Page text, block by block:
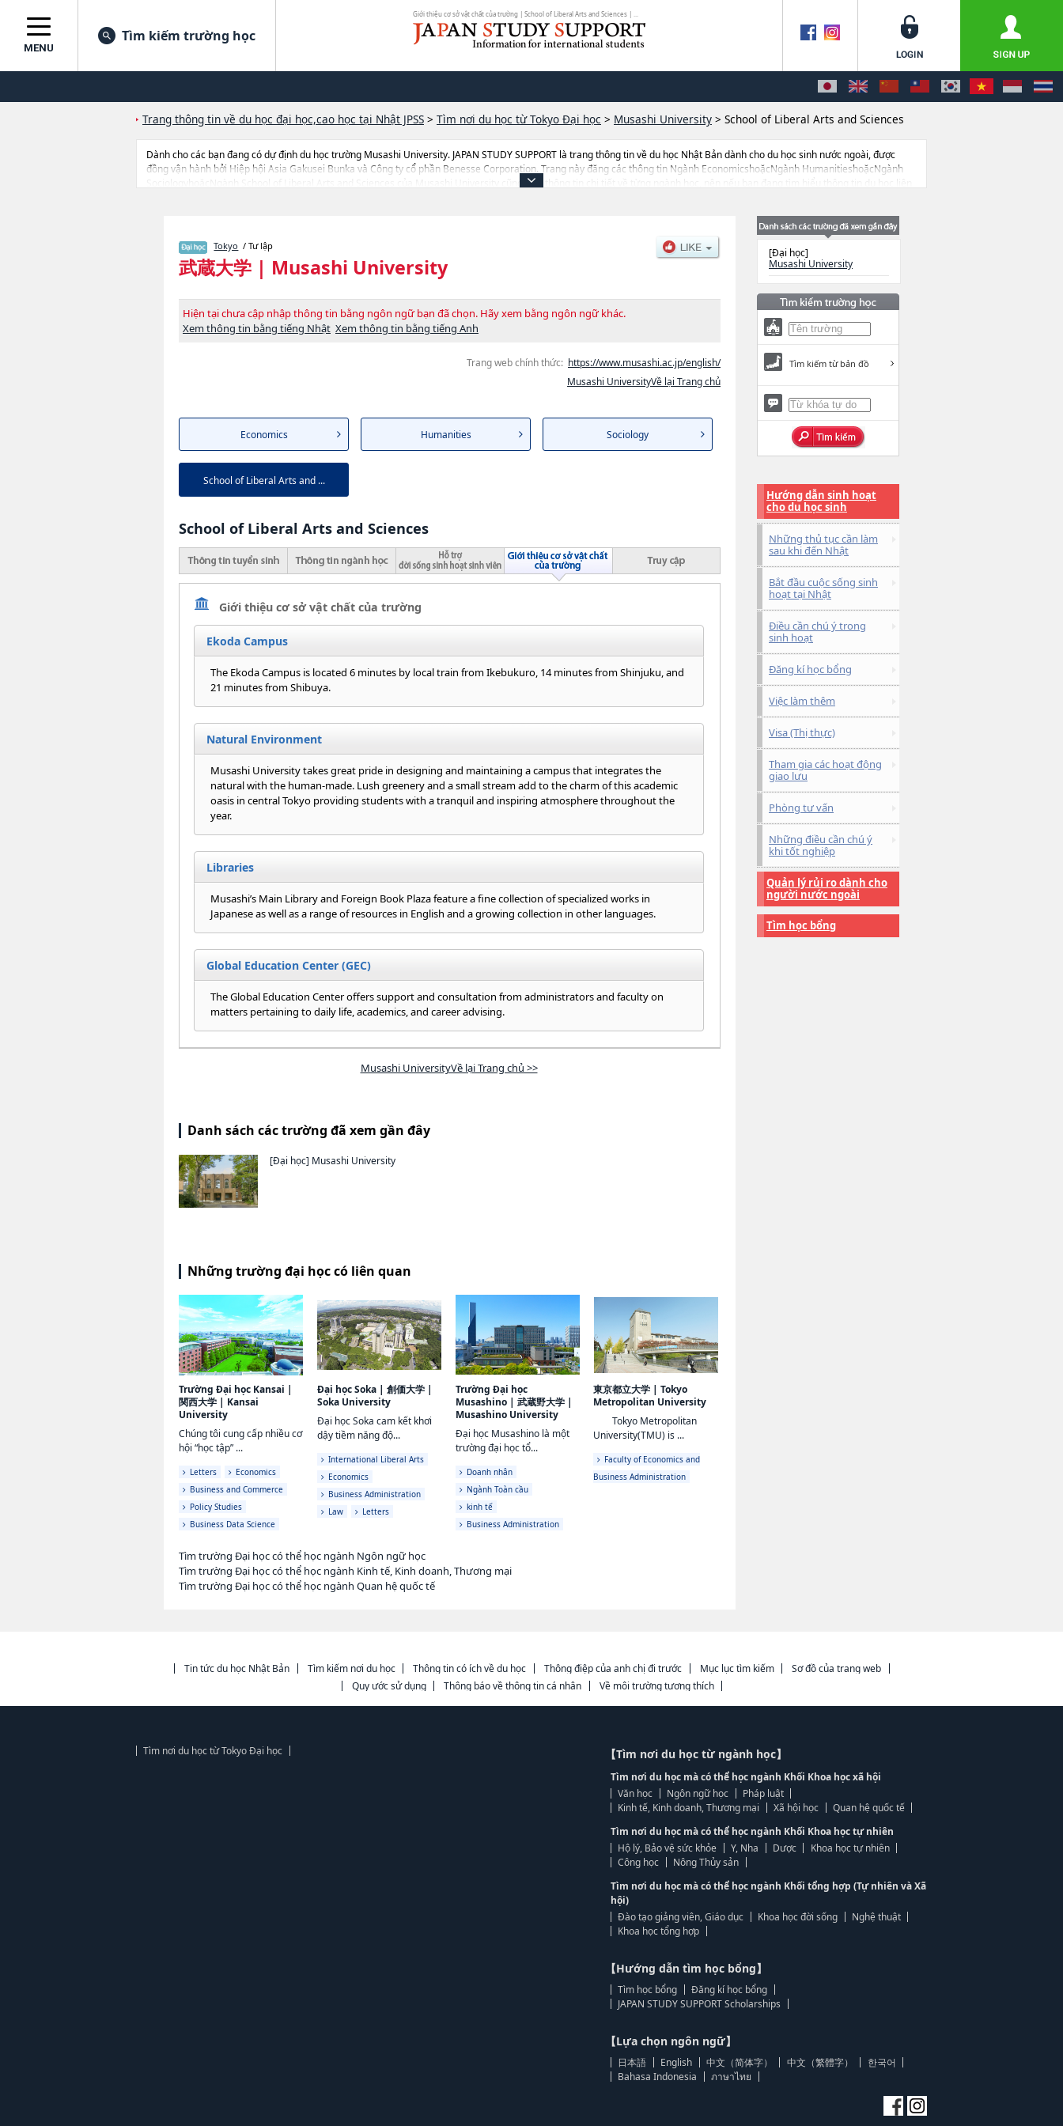
Giới thiệu cơ sở vật chất của trường | School of Liberal Arts and Sciences | ...
MENU
Tìm kiếm trường học
Trang thông tin về du học đại học,cao học tại Nhật JPSS > Tìm nơi du học từ Tokyo Đại học > Musashi University > School of Liberal Arts and Sciences
Dành cho các bạn đang có dự định du học trường Musashi University. JAPAN STUDY SUPPORT là trang thông tin về du học Nhật Bản dành cho du học sinh nước ngoài, được
đồng vận hành bởi Hiệp hội Asia Gakusei Bunka và Công ty cổ phần Benesse Corporation. Trang này đăng các thông tin Ngành EconomicshoặcNgành HumanitieshoặcNgành
SociologyhoặcNgành School of Liberal Arts and Sciences của Musashi University cũng như thông tin chi tiết về từng ngành học, nên nếu bạn đang tìm hiểu thông tin du học liên
Tokyo / Tư lập
武蔵大学 | Musashi University
Hiện tại chưa cập nhập thông tin bằng ngôn ngữ bạn đã chọn. Hãy xem bằng ngôn ngữ khác.
Xem thông tin bằng tiếng Nhật Xem thông tin bằng tiếng Anh
Trang web chính thức: https://www.musashi.ac.jp/english/
Musashi UniversityVề lại Trang chủ
Economics Humanities Sociology
School of Liberal Arts and ...
School of Liberal Arts and Sciences
Giới thiệu cơ sở vật chất của trường
Ekoda Campus
The Ekoda Campus is located 6 minutes by local train from Ikebukuro, 14 minutes from Shinjuku, and
21 minutes from Shibuya.
Natural Environment
Musashi University takes great pride in designing and maintaining a campus that integrates the
natural with the human-made. Lush greenery and a small stream add to the charm of this academic
oasis in central Tokyo providing students with a tranquil and inspiring atmosphere throughout the
year.
Libraries
Musashi’s Main Library and Foreign Book Plaza feature a fine collection of specialized works in
Japanese as well as a range of resources in English and a growing collection in other languages.
Global Education Center (GEC)
The Global Education Center offers support and consultation from administrators and faculty on
matters pertaining to daily life, academics, and career advising.
Musashi UniversityVề lại Trang chủ >>
Danh sách các trường đã xem gần đây
[Đại học] Musashi University
Những trường đại học có liên quan
Trường Đại học Kansai |
関西大学 | Kansai
University
Chúng tôi cung cấp nhiều cơ
hội “học tập” ...
Letters
Economics
Business and Commerce
Policy Studies
Business Data Science
Đại học Soka| 創価大学|
Soka University
Đại học Soka cam kết khơi
dậy tiềm năng độ...
International Liberal Arts
Economics
Business Administration
Law
Letters
Trường Đại học
Musashino| 武蔵野大学|
Musashino University
Đại học Musashino là một
trường đại học tổ...
Doanh nhân
Ngành Toàn cầu
kinh tế
Business Administration
東京都立大学 |Tokyo
Metropolitan University
Tokyo Metropolitan
University(TMU) is ...
Faculty of Economics and
Business Administration
Tìm trường Đại học có thể học ngành Ngôn ngữ học
Tìm trường Đại học có thể học ngành Kinh tế, Kinh doanh, Thương mại
Tìm trường Đại học có thể học ngành Quan hệ quốc tế
[Đại học]
Musashi University
Tìm kiếm từ bản đồ
Hướng dẫn sinh hoạt
cho du học sinh
Những thủ tục cần làm
sau khi đến Nhật
Bắt đầu cuộc sống sinh
hoạt tại Nhật
Điều cần chú ý trong
sinh hoạt
Đăng kí học bổng
Việc làm thêm
Visa (Thị thực)
Tham gia các hoạt động
giao lưu
Phòng tư vấn
Những điều cần chú ý
khi tốt nghiệp
Quản lý rủi ro dành cho
người nước ngoài
Tìm học bổng
Tin tức du học Nhật Bản Tìm kiếm nơi du học Thông tin có ích về du học Thông điệp của anh chị đi trước Mục lục tìm kiếm
Sơ đồ của trang web
Quy ước sử dụng
Thông báo về thông tin cá nhân Về môi trường tương thích
Tìm nơi du học từ Tokyo Đại học 【Tìm nơi du học từ ngành học】
Tìm nơi du học mà có thể học ngành Khối Khoa học xã hội
Văn học
Ngôn ngữ học
Pháp luật
Kinh tế, Kinh doanh, Thương mại
Xã hội học
Quan hệ quốc tế
Tìm nơi du học mà có thể học ngành Khối Khoa học tự nhiên
Hộ lý, Bảo vệ sức khỏe
Y, Nha Dược
Khoa học tự nhiên
Công học
Nông Thủy sản
Tìm nơi du học mà có thể học ngành Khối tổng hợp (Tự nhiên và Xã
hội)
Đào tạo giảng viên, Giáo dục
Khoa học đời sống
Nghệ thuật
Khoa học tổng hợp
【Hướng dẫn tìm học bổng】
Tìm học bổng
Đăng kí học bổng
JAPAN STUDY SUPPORT Scholarships
【Lựa chọn ngôn ngữ】
日本語 English 中文（简体字） 中文（繁體字）
한국어
Bahasa Indonesia
ภาษาไทย